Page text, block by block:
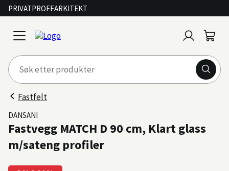
PRIVATPROFFARKITEKT
open
menu
inn
Fastfelt
DANSANI
Fastvegg MATCH D 90 cm, Klart glass
m/sateng profiler